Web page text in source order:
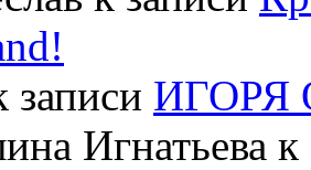
записи ИГОРЯ
Игнатьева к